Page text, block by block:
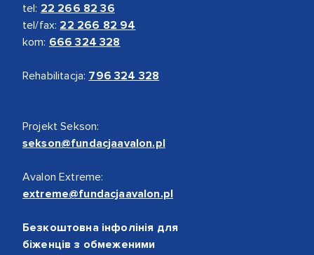
tel: 22 266 82 36
tel/fax: 22 266 82 94
kom: 666 324 328
Rehabilitacja: 796 324 328
Projekt Sekson:
sekson@fundacjaavalon.pl
Avalon Extreme:
extreme@fundacjaavalon.pl
Безкоштовна інфолінія для
біженців з обмеженими